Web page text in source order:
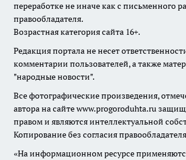
переработке не иначе как с письменного
правообладателя.
Возрастная категория сайта 16+.
Редакция портала не несет
комментарии пользователей, а также
"народные новости".
Все фотографические произведения,
автора на сайте www.progoroduhta.ru
правом и являются интеллектуальной
Копирование без согласия
«На информационном ресурсе